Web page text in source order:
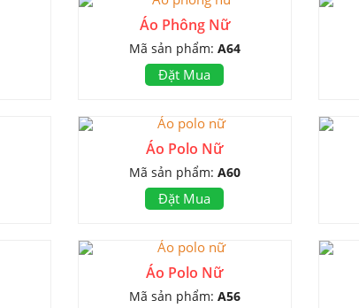
Áo Phông Nữ
Mã sản phẩm: A64
Đặt Mua
Áo Polo Nữ
Mã sản phẩm: A60
Đặt Mua
Áo Polo Nữ
Mã sản phẩm: A56